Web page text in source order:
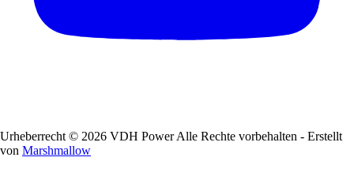
Urheberrecht © 2026 VDH Power Alle Rechte vorbehalten - Erstellt
von Marshmallow